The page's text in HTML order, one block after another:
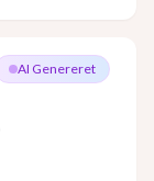
AI Genereret